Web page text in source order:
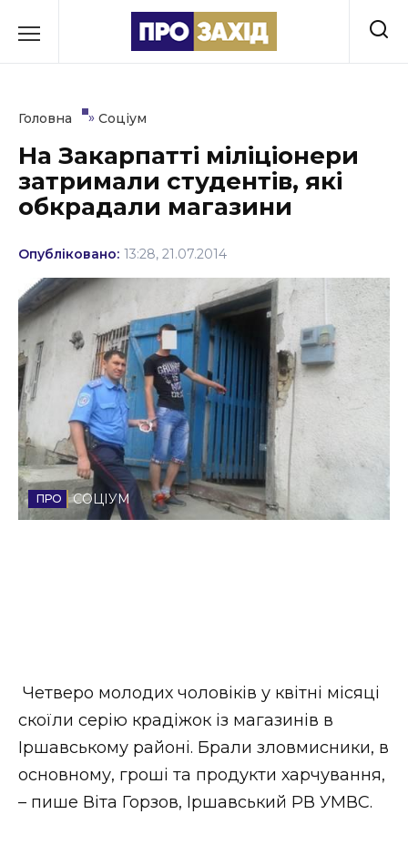
до
Культура
Освіта
Події
Політика
Соціум
Спорт
Стиль життя
Втрачений Ужгород
Втрачений Ужгород (відеоверсія)
ФОТО
Головна » Соціум
На Закарпатті міліціонери
затримали студентів, які
обкрадали магазини
Опубліковано: 13:28, 21.07.2014
СОЦІУМ
Четверо молодих чоловіків у квітні місяці
скоїли серію крадіжок із магазинів в
Іршавському районі. Брали зловмисники, в
основному, гроші та продукти харчування,
– пише Віта Горзов, Іршавський РВ УМВС.